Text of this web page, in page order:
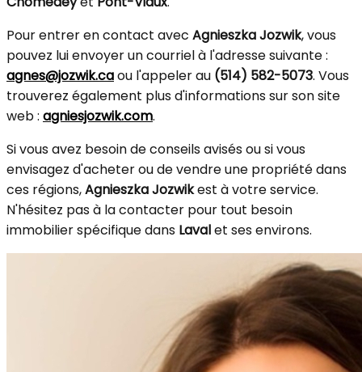
Pour entrer en contact avec Agnieszka Jozwik, vous
pouvez lui envoyer un courriel à l'adresse suivante :
agnes@jozwik.caou l'appeler au (514) 582-5073. Vous
trouverez également plus d'informations sur son site
web : agniesjozwik.com.
Si vous avez besoin de conseils avisés ou si vous
envisagez d'acheter ou de vendre une propriété dans
ces régions,Agnieszka Jozwikest à votre service.
N'hésitez pas à la contacter pour tout besoin
immobilier spécifique dans Lavalet ses environs.